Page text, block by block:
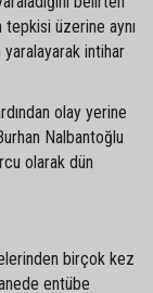
tepkisi üzerine aynı
intihar
olay yerine
Nalbantoğlu
olarak dün
birçok kez
entübe